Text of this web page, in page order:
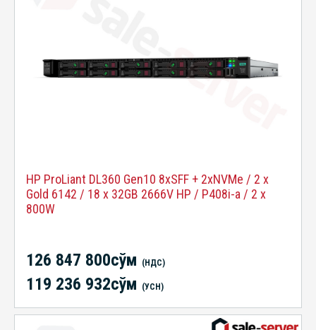
HP ProLiant DL360 Gen10 8xSFF + 2xNVMe / 2 x
Gold 6142 / 18 x 32GB 2666V HP / P408i-a / 2 x
800W
126 847 800сўм (НДС)
119 236 932сўм (УСН)